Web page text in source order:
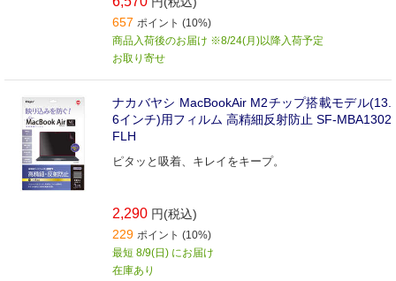
657 ポイント (10%)
商品入荷後のお届け ※8/24(月)以降入荷予定
お取り寄せ
ナカバヤシ MacBookAir M2チップ搭載モデル(13.
6インチ)用フィルム 高精細反射防止 SF-MBA1302
FLH
ピタッと吸着、キレイをキープ。
2,290 円(税込)
229 ポイント (10%)
最短 8/9(日) にお届け
在庫あり